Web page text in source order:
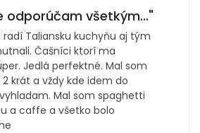
odporúčam všetkým..."
Taliansku kuchyňu aj tým
Čašníci ktorí ma
Jedlá perfektné. Mal som
krát a vždy kde idem do
Mal som spaghetti
a caffe a všetko bolo